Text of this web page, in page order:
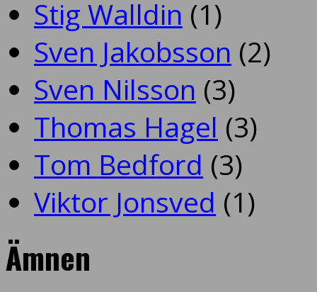
Stig Walldin (1)
Sven Jakobsson (2)
Sven Nilsson (3)
Thomas Hagel (3)
Tom Bedford (3)
Viktor Jonsved (1)
Ämnen